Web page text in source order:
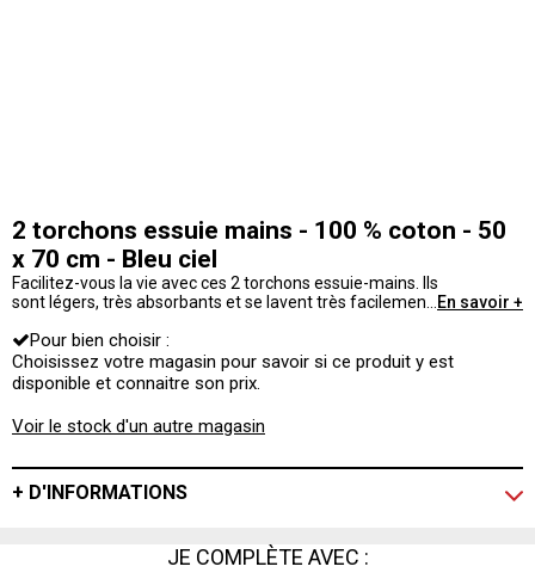
2 torchons essuie mains - 100 % coton - 50
x 70 cm - Bleu ciel
Facilitez-vous la vie avec ces 2 torchons essuie-mains. Ils
sont légers, très absorbants et se lavent très facilement
En savoir +
Pour bien choisir :
Choisissez votre magasin pour savoir si ce produit y est
disponible et connaitre son prix.
Voir le stock d'un autre magasin
+ D'INFORMATIONS
JE COMPLÈTE AVEC :